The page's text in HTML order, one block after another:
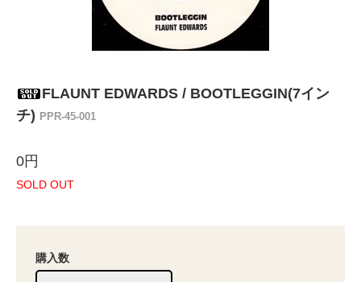
FLAUNT EDWARDS / BOOTLEGGIN(7イン
チ) PPR-45-001
0円
SOLD OUT
購入数